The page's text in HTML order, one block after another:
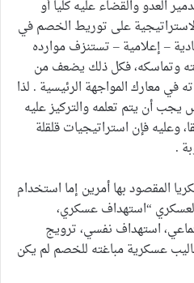
العدو والقضاء عليه كليا أو
على توريط الخصم في
– إعلامية – تستنزف موارده
وتماسكه، فكل ذلك يضعف من
في معارك المواجهة الرئيسية . لذا
أن يتم تعلمه والتركيز عليه
وعليه فإن استراتيجيات قلقلة
.
المقصود بها أمرين إما استخدام
“استهداف عسكري،
استهداف نفسي، ترويج
عسكرية مباغته للخصم لم يكن